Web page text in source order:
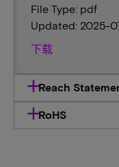
File Type: pdf
Updated: 2025-
下载
Reach
RoHS